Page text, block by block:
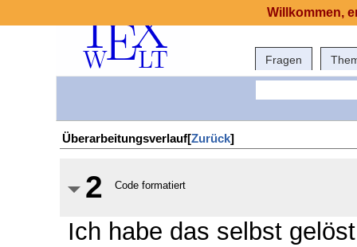
Fragen
Überarbeitungsverlauf[Zurück]
2 Code formatiert
Ich habe das selbst
Willkommen,